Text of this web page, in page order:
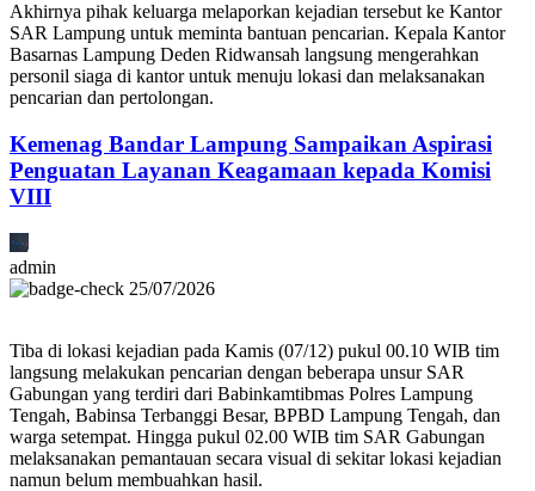
Akhirnya pihak keluarga melaporkan kejadian tersebut ke Kantor
SAR Lampung untuk meminta bantuan pencarian. Kepala Kantor
Basarnas Lampung Deden Ridwansah langsung mengerahkan
personil siaga di kantor untuk menuju lokasi dan melaksanakan
pencarian dan pertolongan.
Kemenag Bandar Lampung Sampaikan Aspirasi
Penguatan Layanan Keagamaan kepada Komisi
VIII
admin
25/07/2026
Tiba di lokasi kejadian pada Kamis (07/12) pukul 00.10 WIB tim
langsung melakukan pencarian dengan beberapa unsur SAR
Gabungan yang terdiri dari Babinkamtibmas Polres Lampung
Tengah, Babinsa Terbanggi Besar, BPBD Lampung Tengah, dan
warga setempat. Hingga pukul 02.00 WIB tim SAR Gabungan
melaksanakan pemantauan secara visual di sekitar lokasi kejadian
namun belum membuahkan hasil.